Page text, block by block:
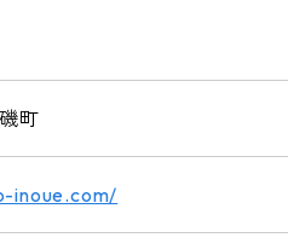
町
inoue.com/